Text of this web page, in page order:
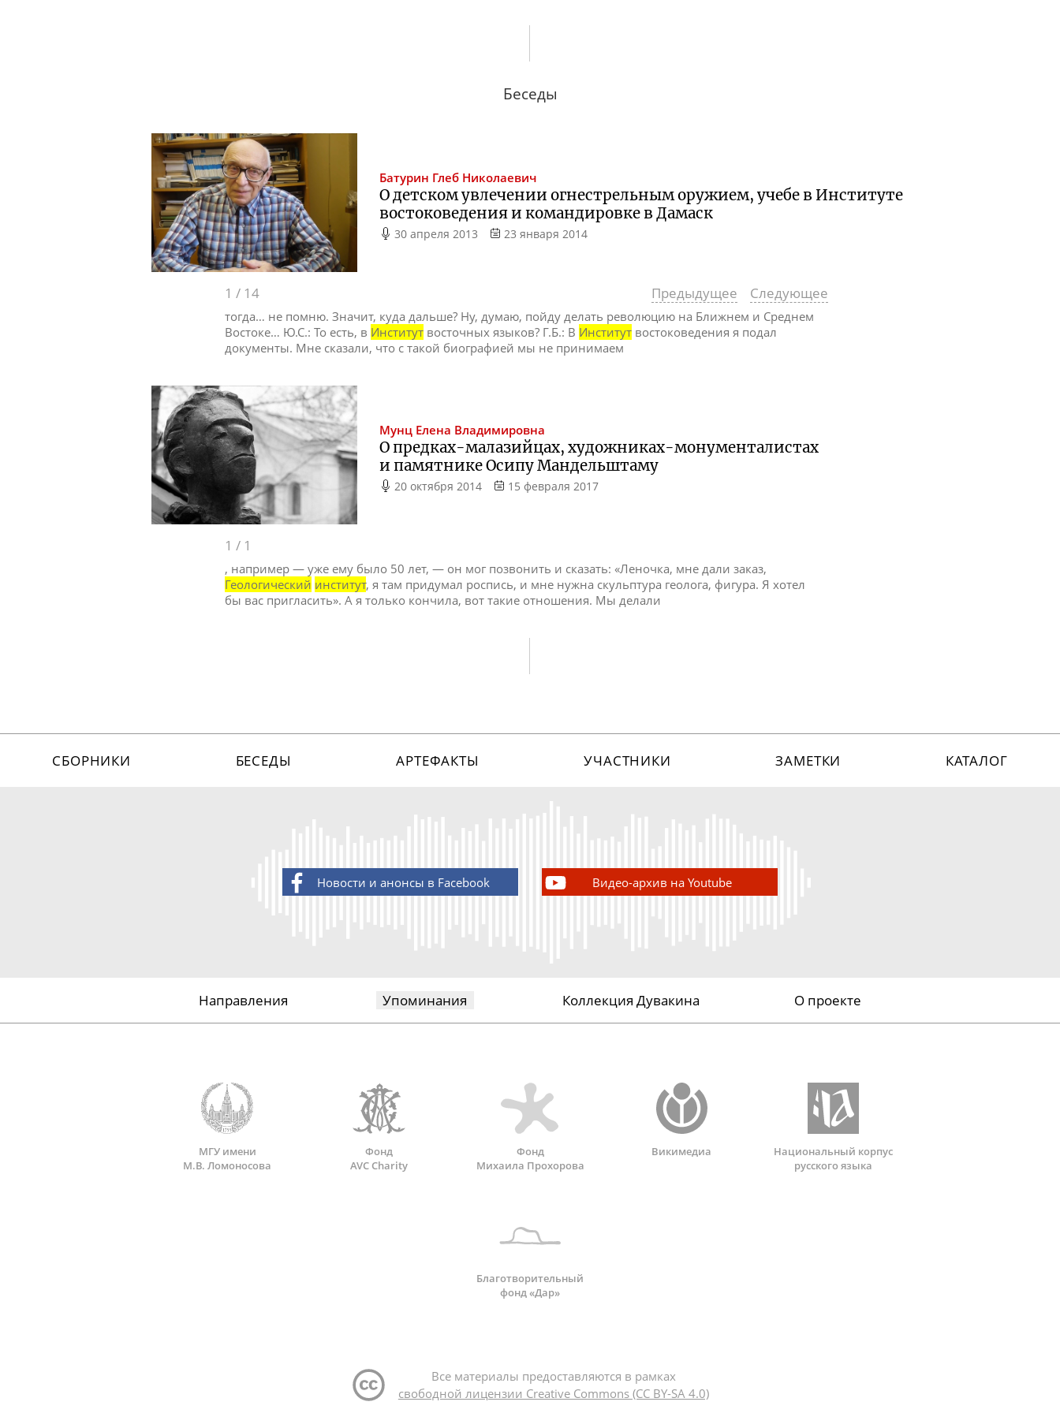
Беседы
Батурин Глеб Николаевич
О детском увлечении огнестрельным оружием, учебе в Институте
востоковедения и командировке в Дамаск
30 апреля 2013 23 января 2014
1 / 14 Предыдущее Следующее
тогда… не помню. Значит, куда дальше? Ну, думаю, пойду делать революцию на Ближнем и Среднем
Востоке… Ю.С.: То есть, в Институт восточных языков? Г.Б.: В Институт востоковедения я подал
документы. Мне сказали, что с такой биографией мы не принимаем
Мунц Елена Владимировна
О предках-малазийцах,художниках-монументалистах
и памятнике Осипу Мандельштаму
20 октября 2014 15 февраля 2017
1 / 1
, например — уже ему было 50 лет, — он мог позвонить и сказать: «Леночка, мне дали заказ,
Геологический институт, я там придумал роспись, и мне нужна скульптура геолога, фигура. Я хотел
бы вас пригласить». А я только кончила, вот такие отношения. Мы делали
СБОРНИКИ БЕСЕДЫ АРТЕФАКТЫ УЧАСТНИКИ ЗАМЕТКИ КАТАЛОГ
Новости и анонсы в Facebook Видео-архив на Youtube
Направления Упоминания Коллекция Дувакина О проекте
МГУ имени
М.В. Ломоносова
Фонд
AVC Charity
Фонд
Михаила Прохорова
Викимедиа
Национальный корпус
русского языка
Благотворительный
фонд «Дар»
Все материалы предоставляются в рамках
свободной лицензии Creative Commons (CC BY-SA 4.0)